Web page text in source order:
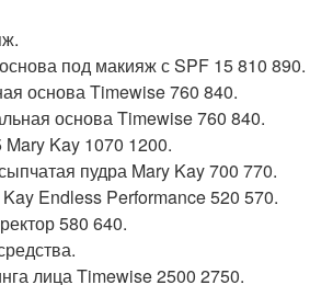
под макияж с SPF 15 810 890.
основа Timewise 760 840.
основа Timewise 760 840.
Kay 1070 1200.
пудра Mary Kay 700 770.
Endless Performance 520 570.
580 640.
лица Timewise 2500 2750.